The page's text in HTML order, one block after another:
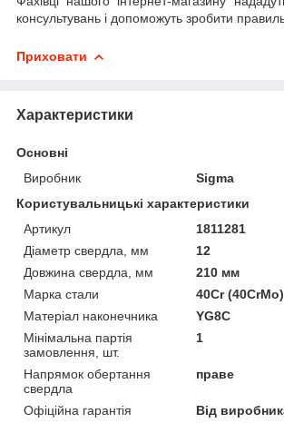
консультувань і допоможуть зробити
Приховати
Характеристики
Основні
Виробник
Sigma
Користувальницькі характеристики
Артикул
1811281
Діаметр свердла, мм
12
Довжина свердла, мм
210 мм
Марка стали
40Cr (40CrMo)
Матеріал наконечника
YG8C
Мінімальна партія
замовлення, шт.
1
Напрямок обертання
свердла
праве
Офіційна гарантія
Від